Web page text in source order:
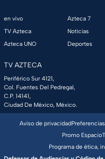
en vivo
TV Azteca
Azteca UNO
Azteca 7
Noticias
Deportes
TV AZTECA
Periférico Sur 4121,
Col. Fuentes Del Pedregal,
C.P. 14141,
Ciudad De México, México.
Aviso de privacidad
Promo Espacio
Programa de ética,